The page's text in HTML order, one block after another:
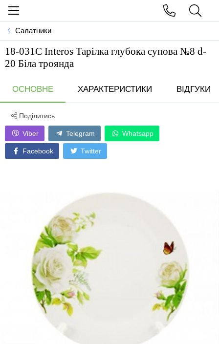
Салатники
18-031С Interos Тарілка глубока супова №8 d-
20 Біла троянда
ОСНОВНЕ ХАРАКТЕРИСТИКИ ВІДГУКИ
Поділитись
Viber Telegram Whatsapp
Facebook Twitter